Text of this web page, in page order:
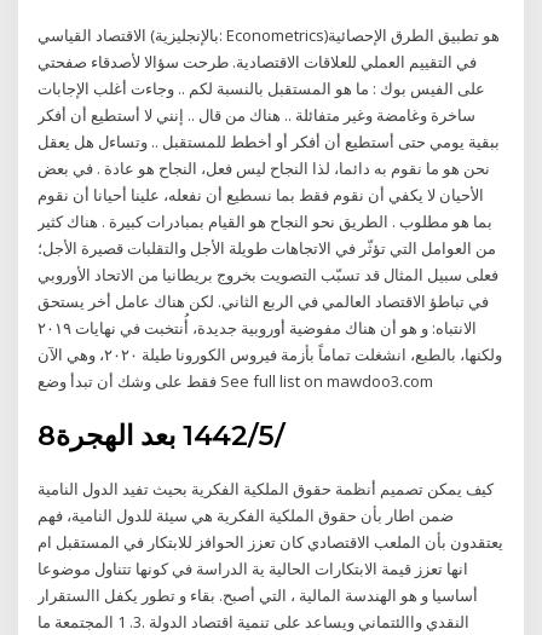
الاقتصاد القياسي (بالإنجليزية: Econometrics)‏ هو تطبيق الطرق الإحصائية
في التقييم العملي للعلاقات الاقتصادية. طرحت سؤالا لأصدقاء صفحتي
على الفيس بوك : ما هو المستقبل بالنسبة لكم .. وجاءت أغلب الإجابات
ساخرة وغامضة وغير متفائلة .. هناك من قال .. إنني لا أستطيع أن أفكر
ببقية يومي حتى أستطيع أن أفكر أو أخطط للمستقبل .. وتساءل هل يعقل
نحن هو ما نقوم به دائما، لذا النجاح ليس فعل، النجاح هو عادة . في بعض
الأحيان لا يكفي أن نقوم فقط بما نسطيع أن نفعله، علينا أحيانا أن نقوم
بما هو مطلوب . الطريق نحو النجاح هو القيام بمبادرات كبيرة . هناك كثير
من العوامل التي تؤثّر في الاتجاهات طويلة الأجل والتقلبات قصيرة الأجل؛
فعلى سبيل المثال قد تسبّب التصويت بخروج بريطانيا من الاتحاد الأوروبي
في تباطؤ الاقتصاد العالمي في الربع الثاني. لكن هناك عامل أخر يستحق
الانتباه: و هو أن هناك مفوضية أوروبية جديدة، أُنتخبت في نهايات ٢٠١٩
ولكنها، بالطبع، انشغلت تماماً بأزمة فيروس الكورونا طيلة ٢٠٢٠، وهي الآن
فقط على وشك أن تبدأ وضع See full list on mawdoo3.com
8‏‏/5‏‏/1442 بعد الهجرة
كيف يمكن تصميم أنظمة حقوق الملكية الفكرية بحيث تفيد الدول النامية
ضمن اطار بأن حقوق الملكية الفكرية هي سيئة للدول النامية، فهم
يعتقدون بأن الملعب الاقتصادي كان تعزز الحوافز للابتكار في المستقبل ام
انها تعزز قيمة الابتكارات الحالية ية الدراسة في كونها تتناول موضوعا
أساسيا و هو الهندسة المالية ، التي أصبح. بقاء و تطور يكفل االستقرار
النقدي واالئتماني ويساعد على تنمية اقتصاد الدولة .3. 1 المجتمعة ما